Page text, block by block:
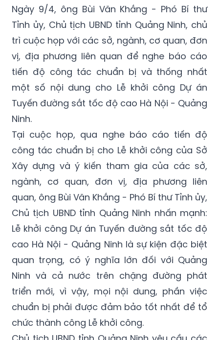
Ngày 9/4, ông Bùi Văn Khắng - Phó Bí thư
Tỉnh ủy, Chủ tịch UBND tỉnh Quảng Ninh, chủ
trì cuộc họp với các sở, ngành, cơ quan, đơn
vị, địa phương liên quan để nghe báo cáo
tiến độ công tác chuẩn bị và thống nhất
một số nội dung cho Lễ khởi công Dự án
Tuyến đường sắt tốc độ cao Hà Nội - Quảng
Ninh.
Tại cuộc họp, qua nghe báo cáo tiến độ
công tác chuẩn bị cho Lễ khởi công của Sở
Xây dựng và ý kiến tham gia của các sở,
ngành, cơ quan, đơn vị, địa phương liên
quan, ông Bùi Văn Khắng - Phó Bí thư Tỉnh ủy,
Chủ tịch UBND tỉnh Quảng Ninh nhấn mạnh:
Lễ khởi công Dự án Tuyến đường sắt tốc độ
cao Hà Nội - Quảng Ninh là sự kiện đặc biệt
quan trọng, có ý nghĩa lớn đối với Quảng
Ninh và cả nước trên chặng đường phát
triển mới, vì vậy, mọi nội dung, phần việc
chuẩn bị phải được đảm bảo tốt nhất để tổ
chức thành công Lễ khởi công.